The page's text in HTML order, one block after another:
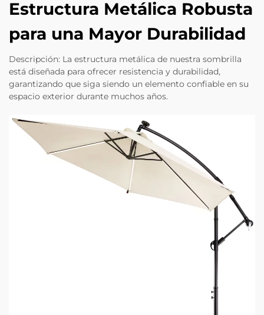
Estructura Metálica Robusta
para una Mayor Durabilidad
Descripción: La estructura metálica de nuestra sombrilla
está diseñada para ofrecer resistencia y durabilidad,
garantizando que siga siendo un elemento confiable en su
espacio exterior durante muchos años.